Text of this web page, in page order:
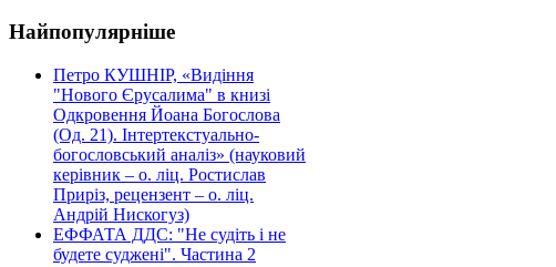
Найпопулярніше
Петро КУШНІР, «Видіння
"Нового Єрусалима" в книзі
Одкровення Йоана Богослова
(Од. 21). Інтертекстуально-
богословський аналіз» (науковий
керівник – о. ліц. Ростислав
Приріз, рецензент – о. ліц.
Андрій Нискогуз)
ЕФФАТА ДДС: "Не судіть і не
будете суджені". Частина 2